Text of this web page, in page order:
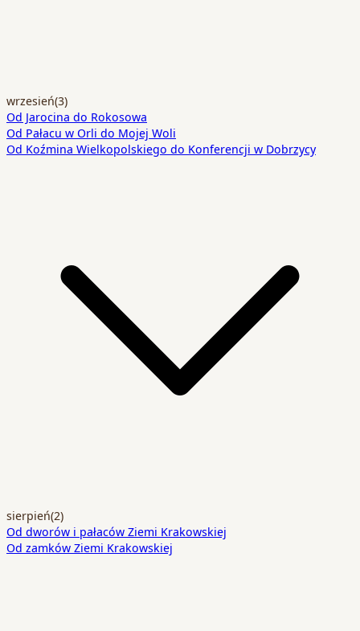
wrzesień(3)
Od Jarocina do Rokosowa
Od Pałacu w Orli do Mojej Woli
Od Koźmina Wielkopolskiego do Konferencji w Dobrzycy
sierpień(2)
Od dworów i pałaców Ziemi Krakowskiej
Od zamków Ziemi Krakowskiej